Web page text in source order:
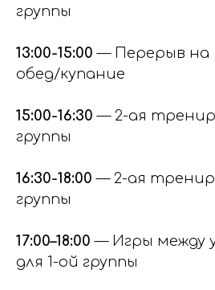
группы
13:00-15:00 — Перерыв на
обед/купание
15:00-16:30— 2-ая
группы
16:30-18:00 — 2-ая
группы
17:00–18:00 — Игры между
для 1-ой группы